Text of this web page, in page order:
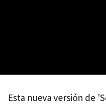
Esta nueva versión de